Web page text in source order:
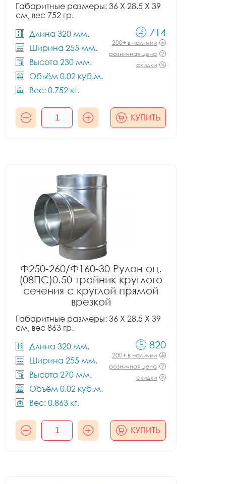
Габаритные размеры: 36 X 28.5 X 39
см, вес 752 гр.
Длина 320 мм.
Ширина 255 мм.
Высота 230 мм.
Объём 0.02 куб.м.
Вес: 0.752 кг.
714
200+ в наличии
розничная цена
скидки
КУПИТЬ
Ф250-260/Ф160-30 Рулон оц.
(08ПС)0.50 тройник круглого
сечения с круглой прямой
врезкой
Габаритные размеры: 36 X 28.5 X 39
см, вес 863 гр.
Длина 320 мм.
Ширина 255 мм.
Высота 270 мм.
Объём 0.02 куб.м.
Вес: 0.863 кг.
820
200+ в наличии
розничная цена
скидки
КУПИТЬ